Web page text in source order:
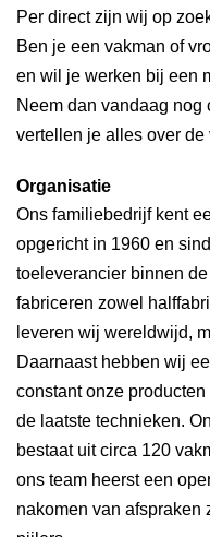
Per direct zijn wij op
Ben je een vakman of
en wil je werken bij een
Neem dan vandaag nog
vertellen je alles over de
Organisatie
Ons familiebedrijf kent
opgericht in 1960 en
toeleverancier binnen
fabriceren zowel
leveren wij wereldwijd,
Daarnaast hebben wij
constant onze
de laatste technieken.
bestaat uit circa 120
ons team heerst een
nakomen van